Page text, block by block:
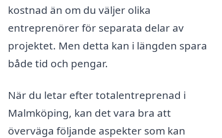
kostnad än om du väljer olika
entreprenörer för separata delar av
projektet. Men detta kan i längden spara
både tid och pengar.
När du letar efter totalentreprenad i
Malmköping, kan det vara bra att
överväga följande aspekter som kan